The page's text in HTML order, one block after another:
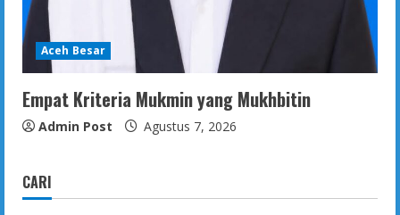
Aceh Besar
Empat Kriteria Mukmin yang Mukhbitin
Admin Post Agustus 7, 2026
CARI